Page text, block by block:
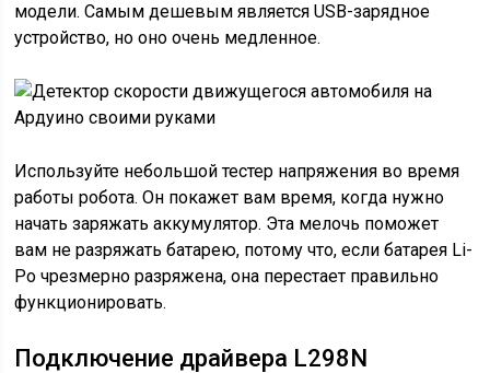
модели. Самым дешевым является USB-зарядное
устройство, но оно очень медленное.
Используйте небольшой тестер напряжения во время
работы робота. Он покажет вам время, когда нужно
начать заряжать аккумулятор. Эта мелочь поможет
вам не разряжать батарею, потому что, если батарея Li-
Po чрезмерно разряжена, она перестает правильно
функционировать.
Подключение драйвера L298N